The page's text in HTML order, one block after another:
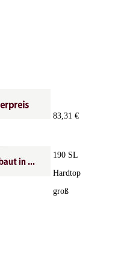
83,31 €
190 SL
Hardtop
groß